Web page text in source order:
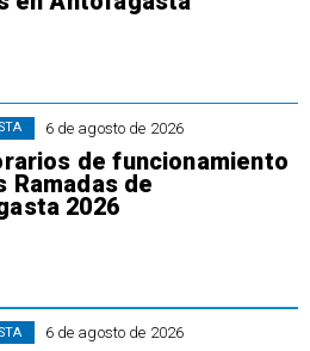
6 de agosto de 2026
de funcionamiento
Ramadas de
2026
6 de agosto de 2026